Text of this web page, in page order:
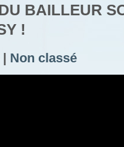
BAILLEUR
!
| Non classé